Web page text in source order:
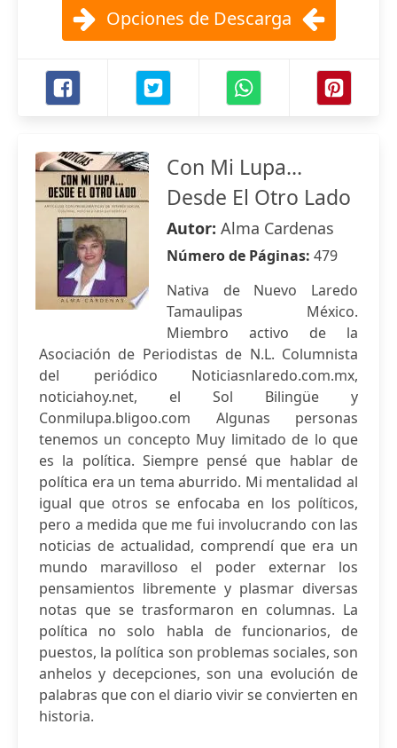
Opciones de Descarga
Con Mi Lupa...
Desde El Otro Lado
Autor: Alma Cardenas
Número de Páginas: 479
Nativa de Nuevo Laredo
Tamaulipas México.
Miembro activo de la
Asociación de Periodistas de N.L. Columnista
del periódico Noticiasnlaredo.com.mx,
noticiahoy.net, el Sol Bilingüe y
Conmilupa.bligoo.com Algunas personas
tenemos un concepto Muy limitado de lo que
es la política. Siempre pensé que hablar de
política era un tema aburrido. Mi mentalidad al
igual que otros se enfocaba en los políticos,
pero a medida que me fui involucrando con las
noticias de actualidad, comprendí que era un
mundo maravilloso el poder externar los
pensamientos libremente y plasmar diversas
notas que se trasformaron en columnas. La
política no solo habla de funcionarios, de
puestos, la política son problemas sociales, son
anhelos y decepciones, son una evolución de
palabras que con el diario vivir se convierten en
historia.